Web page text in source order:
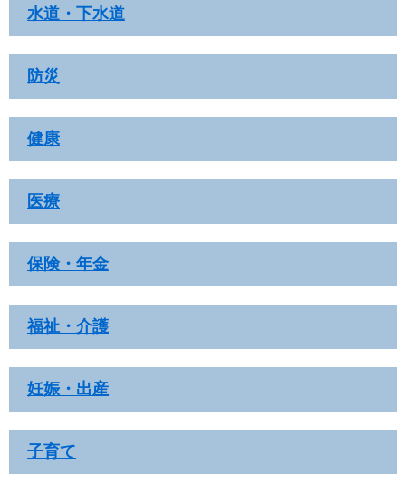
水道・下水道
防災
健康
医療
保険・年金
福祉・介護
妊娠・出産
子育て